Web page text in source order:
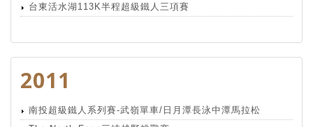
台東活水湖113K半程超級鐵人三項賽
2011
南投超級鐵人系列賽-武嶺單車/日月潭長泳中潭馬拉松